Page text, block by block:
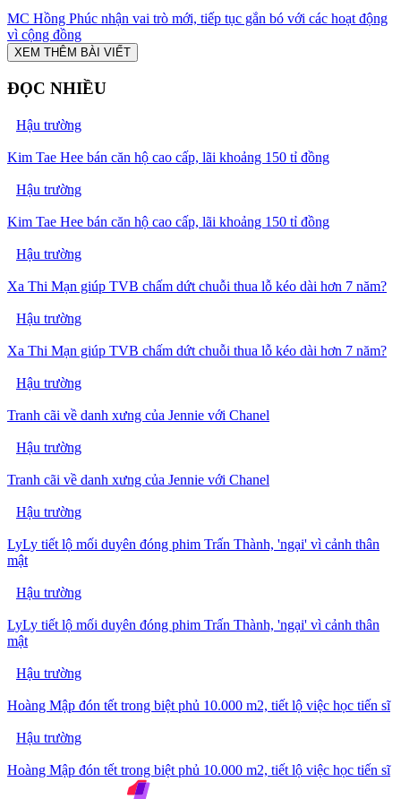
MC Hồng Phúc nhận vai trò mới, tiếp tục gắn bó với các hoạt động
vì cộng đồng
XEM THÊM BÀI VIẾT
ĐỌC NHIỀU
Hậu trường
Kim Tae Hee bán căn hộ cao cấp, lãi khoảng 150 tỉ đồng
Hậu trường
Kim Tae Hee bán căn hộ cao cấp, lãi khoảng 150 tỉ đồng
Hậu trường
Xa Thi Mạn giúp TVB chấm dứt chuỗi thua lỗ kéo dài hơn 7 năm?
Hậu trường
Xa Thi Mạn giúp TVB chấm dứt chuỗi thua lỗ kéo dài hơn 7 năm?
Hậu trường
Tranh cãi về danh xưng của Jennie với Chanel
Hậu trường
Tranh cãi về danh xưng của Jennie với Chanel
Hậu trường
LyLy tiết lộ mối duyên đóng phim Trấn Thành, 'ngại' vì cảnh thân
mật
Hậu trường
LyLy tiết lộ mối duyên đóng phim Trấn Thành, 'ngại' vì cảnh thân
mật
Hậu trường
Hoàng Mập đón tết trong biệt phủ 10.000 m2, tiết lộ việc học tiến sĩ
Hậu trường
Hoàng Mập đón tết trong biệt phủ 10.000 m2, tiết lộ việc học tiến sĩ